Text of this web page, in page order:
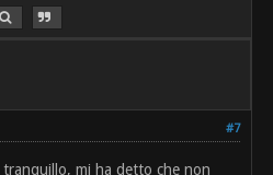
#7
mi ha detto che non